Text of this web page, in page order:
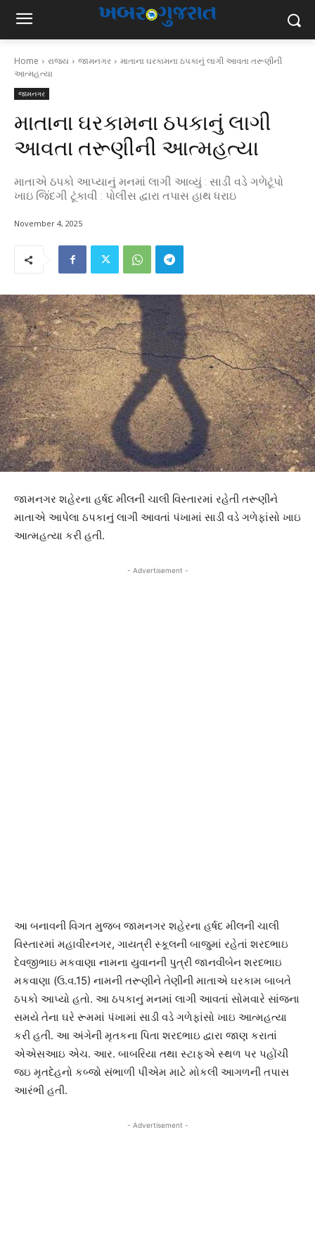
Home રાજ્ય જામનગર
માતાના ઘરકામના ઠપકાનું લાગી આવતા તરૂણીની
આત્મહત્યા
જામનગર
માતાના ઘરકામના ઠપકાનું લાગી
આવતા તરૂણીની આત્મહત્યા
માતાએ ઠપકો આપ્યાનું મનમાં લાગી આવ્યું : સાડી વડે ગળેટૂંપો
ખાઇ જિંદગી ટૂંકાવી : પોલીસ દ્વારા તપાસ હાથ ધરાઇ
November 4, 2025
જામનગર શહેરના હર્ષદ મીલની ચાલી વિસ્તારમાં રહેતી તરૂણીને
માતાએ આપેલા ઠપકાનું લાગી આવતાં પંખામાં સાડી વડે ગળેફાંસો ખાઇ
આત્મહત્યા કરી હતી.
- Advertisement -
આ બનાવની વિગત મુજબ જામનગર શહેરના હર્ષદ મીલની ચાલી
વિસ્તારમાં મહાવીરનગર, ગાયત્રી સ્કૂલની બાજુમાં રહેતાં શરદભાઇ
દેવજીભાઇ મકવાણા નામના યુવાનની પુત્રી જાનવીબેન શરદભાઇ
મકવાણા (ઉ.વ.15) નામની તરૂણીને તેણીની માતાએ ઘરકામ બાબતે
ઠપકો આપ્યો હતો. આ ઠપકાનું મનમાં લાગી આવતાં સોમવારે સાંજના
સમયે તેના ઘરે રૂમમાં પંખામાં સાડી વડે ગળેફાંસો ખાઇ આત્મહત્યા
કરી હતી. આ અંગેની મૃતકના પિતા શરદભાઇ દ્વારા જાણ કરાતાં
એએસઆઇ એચ. આર. બાબરિયા તથા સ્ટાફએ સ્થળ પર પહોંચી
જઇ મૃતદેહનો કબ્જો સંભાળી પીએમ માટે મોકલી આગળની તપાસ
આરંભી હતી.
- Advertisement -